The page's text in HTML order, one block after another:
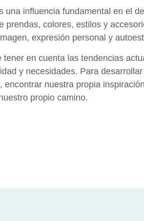
una influencia fundamental en el
prendas, colores, estilos y
expresión personal y
tener en cuenta las tendencias
y necesidades. Para
encontrar nuestra propia
propio camino.